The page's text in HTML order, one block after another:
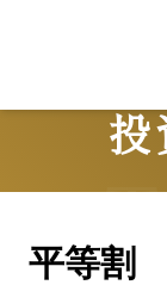
投
平等割